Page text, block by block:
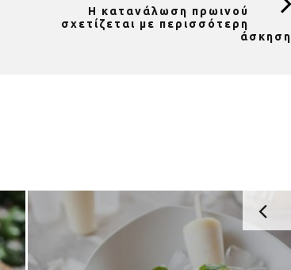
Η κατανάλωση πρωινού
σχετίζεται με περισσότερη
άσκηση